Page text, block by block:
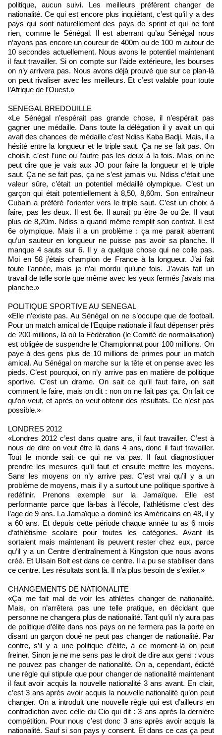
politique, aucun suivi. Les meilleurs préfèrent changer de
nationalité. Ce qui est encore plus inquiétant, c’est qu’il y a des
pays qui sont naturellement des pays de sprint et qui ne font
rien, comme le Sénégal. Il est aberrant qu’au Sénégal nous
n’ayons pas encore un coureur de 400m ou de 100 m autour de
10 secondes actuellement. Nous avons le potentiel maintenant
il faut travailler. Si on compte sur l’aide extérieure, les bourses
on n’y arrivera pas. Nous avons déjà prouvé que sur ce plan-là
on peut rivaliser avec les meilleurs. Et c’est valable pour toute
l’Afrique de l’Ouest.»
SENEGAL BREDOUILLE
«Le Sénégal n’espérait pas grande chose, il n’espérait pas
gagner une médaille. Dans toute la délégation il y avait un qui
avait des chances de médaille c’est Ndiss Kaba Badji. Mais, il a
hésité entre la longueur et le triple saut. Ça ne se fait pas. On
choisit, c’est l’une ou l’autre pas les deux à la fois. Mais on ne
peut dire que je vais aux JO pour faire la longueur et le triple
saut. Ça ne se fait pas, ça ne s’est jamais vu. Ndiss c’était une
valeur sûre, c’était un potentiel médaillé olympique. C’est un
garçon qui était potentiellement à 8,50, 8,60m. Son entraîneur
Cubain a préféré l’orienter vers le triple saut. C’est un choix à
faire, pas les deux. Il est 6e. Il aurait pu être 3e ou 2e. Il vaut
plus de 8,20m. Ndiss a quand même remplit son contrat. Il est
6e olympique. Mais il a un problème : ça me parait aberrant
qu’un sauteur en longueur ne puisse pas avoir sa planche. Il
manque 4 sauts sur 6. Il y a quelque chose qui ne colle pas.
Moi en 58 j’étais champion de France à la longueur. J’ai fait
toute l’année, mais je n’ai mordu qu’une fois. J’avais fait un
travail de telle sorte que même avec les yeux fermés j’avais ma
planche.»
POLITIQUE SPORTIVE AU SENEGAL
«Elle n’existe pas. Au Sénégal on ne s’occupe que de football.
Pour un match amical de l’Equipe nationale il faut dépenser près
de 200 millions, là où la Fédération (le Comité de normalisation)
est obligée de suspendre le Championnat pour 100 millions. On
paye à des gens plus de 10 millions de primes pour un match
amical. Au Sénégal on marche sur la tête et on pense avec les
pieds. C’est pourquoi, on n’y arrive pas en matière de politique
sportive. C’est un drame. On sait ce qu’il faut faire, on sait
comment le faire, mais on dit : non on ne fait pas ça. On fait ce
qu’on veut, et après on veut obtenir des résultats. Ce n’est pas
possible.»
LONDRES 2012
«Londres 2012 c’est dans quatre ans, il faut travailler. C’est à
nous de dire on veut être là dans 4 ans, donc il faut travailler.
Tout le monde sait ce qui ne va pas. Il faut diagnostiquer
prendre les mesures qu’il faut et ensuite mettre les moyens.
Sans les moyens on n’y arrive pas. C’est vrai qu’il y a un
problème de moyens, mais il y a surtout une politique sportive à
redéfinir. Prenons exemple sur la Jamaïque. Elle est
performante parce que là-bas à l’école, l’athlétisme c’est dès
l’age de 9 ans. La Jamaïque a dominé les Américains en 48, il y
a 60 ans. Et depuis cette période chaque année tu as 6 mois
d’athlétisme scolaire pour toutes les catégories. Avant ils
sortaient mais maintenant ils peuvent rester chez eux, parce
qu’il y a un Centre d’entraînement à Kingston que nous avons
créé. Et Ulsain Bolt est dans ce centre. Il a pu se stabiliser dans
ce centre. Les résultats sont là. Il n’a plus besoin de s’exiler.»
CHANGEMENTS DE NATIONALITE
«Ça me fait mal de voir les athlètes changer de nationalité.
Mais, on n’arrêtera pas une telle pratique, en décidant que
personne ne changera plus de nationalité. Tant qu’il n’y aura pas
de politique d’élite dans nos pays on ne fermera pas la porte en
disant un garçon doué ne peut pas changer de nationalité. Par
contre, s’il y a une politique d’élite, à ce moment-là on peut
freiner. Sinon je ne me sens pas le droit de dire aux gens : vous
ne pouvez pas changer de nationalité. On a, cependant, édicté
une règle qui stipule que pour changer de nationalité maintenant
il faut avoir acquis la nouvelle nationalité 3 ans avant. En clair,
c’est 3 ans après avoir acquis la nouvelle nationalité qu’on peut
changer. On a introduit une nouvelle règle qui est d’ailleurs en
contradiction avec celle du Cio qui dit : 3 ans après la dernière
compétition. Pour nous c’est donc 3 ans après avoir acquis la
nationalité. Sauf si son pays y consent. Et dans ce cas ça peut